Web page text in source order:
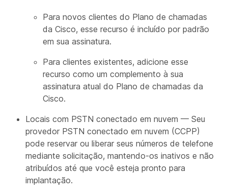
Para novos clientes do Plano de chamadas
da Cisco, esse recurso é incluído por padrão
em sua assinatura.
Para clientes existentes, adicione esse
recurso como um complemento à sua
assinatura atual do Plano de chamadas da
Cisco.
Locais com PSTN conectado em nuvem — Seu
provedor PSTN conectado em nuvem (CCPP)
pode reservar ou liberar seus números de telefone
mediante solicitação, mantendo-os inativos e não
atribuídos até que você esteja pronto para
implantação.